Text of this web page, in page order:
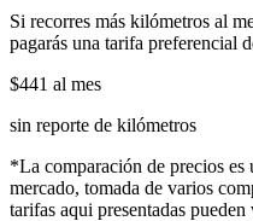
Si recorres más kilómetros al
pagarás una tarifa preferencial
$441 al mes
sin reporte de kilómetros
*La comparación de precios es
mercado, tomada de varios
tarifas aqui presentadas pueden